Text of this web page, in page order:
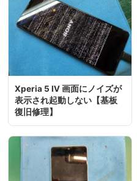
Xperia 5 Ⅳ 画面にノイズが
表示され起動しない【基板
復旧修理】